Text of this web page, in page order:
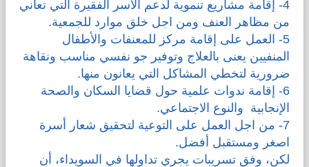
4- إقامة مشاريع تنموية لدعم الأسر الفقيرة التي تعاني
من مظاهر العنف ومن اجل خلق موارد للجمعية.
5- العمل على إقامة مركز للمعنفات والأطفال
المنفيين يعنى بالعلاج وتوفير جو نفسي مناسب ونقاهة
ضرورية لتخطي المشاكل التي يعانون منها.
6- إقامة ندوات علمية حول قضايا السكان والصحة
الإنجابية والنوع الاجتماعي.
7- من اجل العمل على التوعية لتحقيق شعار أسرة
اصغر ومستقبل أفضل.
لكن، وفق تسريبات يجري تداولها في السويداء، أن